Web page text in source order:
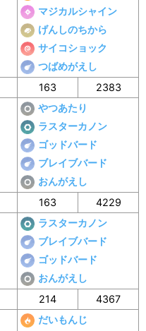
マジカルシャイン
げんしのちから
サイコショック
つばめがえし
163 2383
やつあたり
ラスターカノン
ゴッドバード
ブレイブバード
おんがえし
163 4229
ラスターカノン
ブレイブバード
ゴッドバード
おんがえし
214 4367
だいもんじ